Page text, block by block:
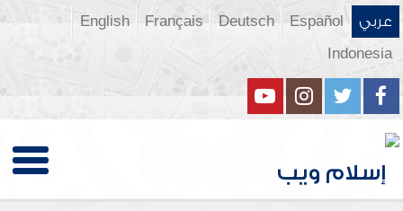
عربي Español
Deutsch
Français
English
Indonesia